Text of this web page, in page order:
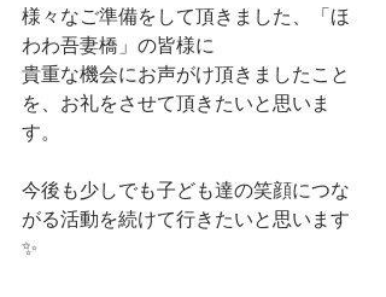
様々なご準備をして頂きました、「ほ
わわ吾妻橋」の皆様に
貴重な機会にお声がけ頂きましたこと
を、お礼をさせて頂きたいと思いま
す。
今後も少しでも子ども達の笑顔につな
がる活動を続けて行きたいと思います
✨